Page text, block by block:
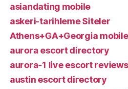
asiandating mobile
askeri-tarihleme Siteler
Athens+GA+Georgia mobile
aurora escort directory
aurora-1 live escort reviews
austin escort directory